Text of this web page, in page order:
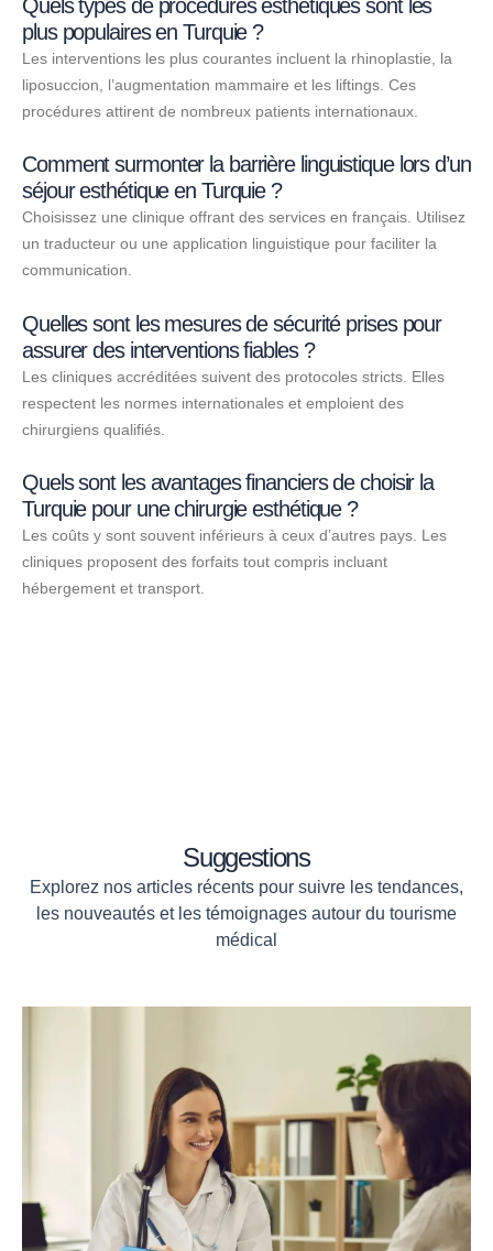
Quels types de procédures esthétiques sont les
plus populaires en Turquie ?
Les interventions les plus courantes incluent la rhinoplastie, la
liposuccion, l’augmentation mammaire et les liftings. Ces
procédures attirent de nombreux patients internationaux.
Comment surmonter la barrière linguistique lors d’un
séjour esthétique en Turquie ?
Choisissez une clinique offrant des services en français. Utilisez
un traducteur ou une application linguistique pour faciliter la
communication.
Quelles sont les mesures de sécurité prises pour
assurer des interventions fiables ?
Les cliniques accréditées suivent des protocoles stricts. Elles
respectent les normes internationales et emploient des
chirurgiens qualifiés.
Quels sont les avantages financiers de choisir la
Turquie pour une chirurgie esthétique ?
Les coûts y sont souvent inférieurs à ceux d’autres pays. Les
cliniques proposent des forfaits tout compris incluant
hébergement et transport.
Suggestions
Explorez nos articles récents pour suivre les tendances,
les nouveautés et les témoignages autour du tourisme
médical